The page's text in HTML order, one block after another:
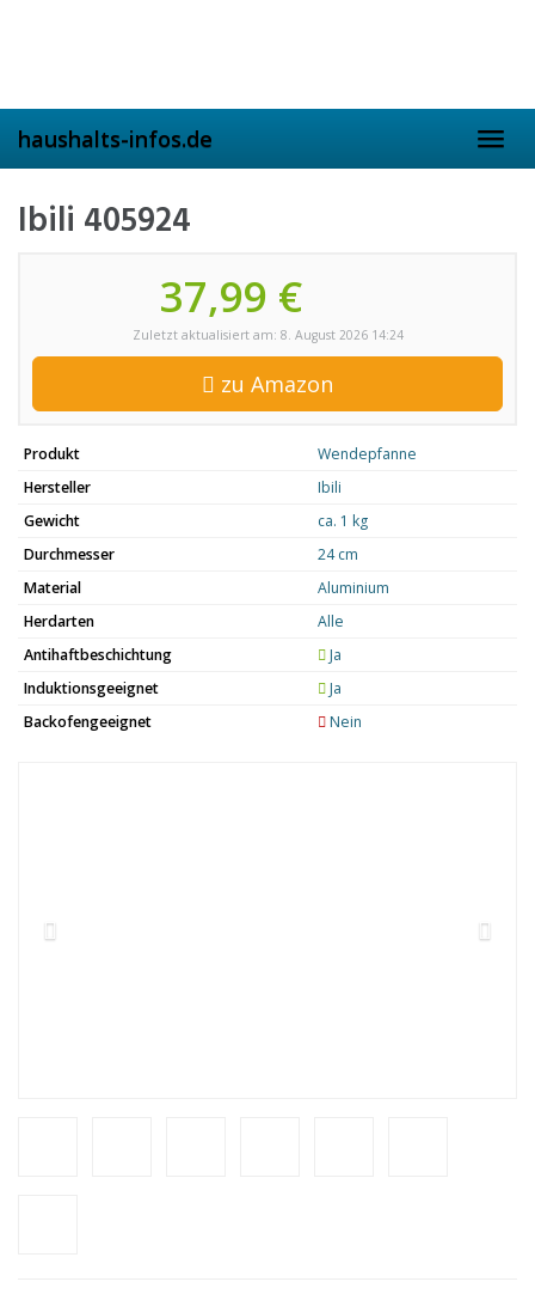
haushalts-infos.de
Ibili 405924
37,99 €
Zuletzt aktualisiert am: 8. August 2026 14:24
zu Amazon
Produkt
Wendepfanne
Hersteller
Ibili
Gewicht
ca. 1 kg
Durchmesser
24 cm
Material
Aluminium
Herdarten
Alle
Antihaftbeschichtung
Ja
Induktionsgeeignet
Ja
Backofengeeignet
Nein